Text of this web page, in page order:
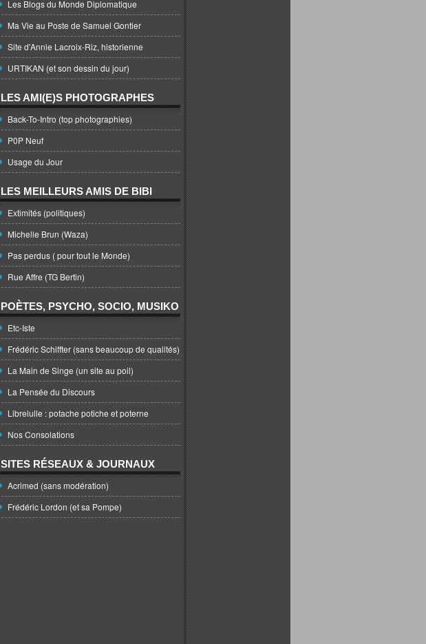
Les Blogs du Monde Diplomatique
Ma Vie au Poste de Samuel Gontier
Site d'Annie Lacroix-Riz, historienne
URTIKAN (et son dessin du jour)
LES AMI(E)S PHOTOGRAPHES
Back-To-Intro (top photographies)
P0P Neuf
Usage du Jour
LES MEILLEURS AMIS DE BIBI
Extimités (politiques)
Michelle Brun (Waza)
Pas perdus ( pour tout le Monde)
Rue Affre (TG Bertin)
POÈTES, PSYCHO, SOCIO, MUSIKO
Etc-Iste
Frédéric Schiffter (sans beaucoup de qualités)
La Main de Singe (un site au poil)
La Pensée du Discours
Librelulle : potache potiche et poterne
Nos Consolations
SITES RÉSEAUX & JOURNAUX
Acrimed (sans modération)
Frédéric Lordon (et sa Pompe)